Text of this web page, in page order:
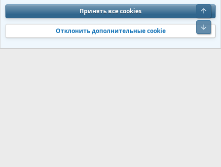
Обратная связь
Условия и правила
Политика конфиденциальности
Помощь
S
S
Community platform by XenForo® © 2010-2026 XenForo Ltd. Перевод от
Jumuro®|Media embeds via s9e/MediaSites
Принять все cookies
Отклонить дополнительные cookie
Верх
Низ